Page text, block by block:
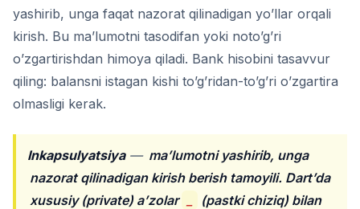
yashirib, unga faqat nazorat qilinadigan yo’llar orqali
kirish. Bu ma’lumotni tasodifan yoki noto’g’ri
o’zgartirishdan himoya qiladi. Bank hisobini tasavvur
qiling: balansni istagan kishi to’g’ridan-to’g’ri o’zgartira
olmasligi kerak.
Inkapsulyatsiya— ma’lumotni yashirib, unga
nazorat qilinadigan kirish berish tamoyili. Dart’da
xususiy (private) a’zolar
(pastki chiziq) bilan